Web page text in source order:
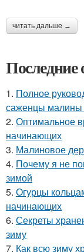
читать дальше →
Последние
1. Полное
саженцы малины
2. Оптимальное
начинающих
3. Малиновое
4. Почему я не
зимой
5. Огурцы
начинающих
6. Секреты
зиму
7. Как всю зиму